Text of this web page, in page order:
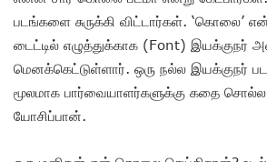
படங்களை சுருக்கி விட்டார்கள். ‘கொலை’
டைட்டில் எழுத்துக்காக (Font) இயக்குநர்
மெனக்கெட்டுள்ளார். ஒரு நல்ல இயக்குநர்
மூலமாக பார்வையாளர்களுக்கு கதை சொல்ல
யோசிப்பான்.